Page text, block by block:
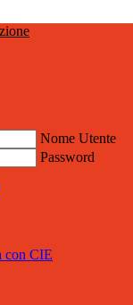
Nome Utente
Password
con CIE